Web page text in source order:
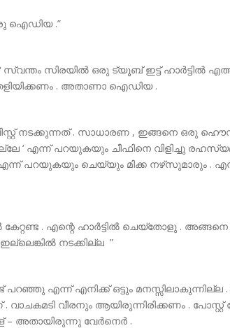
ഐഡിയ .”
സിരയിൽ ഒരു ട്യൂബ് ഇട്ട് ഹാർട്ടിൽ
. അതാണാ ഐഡിയ .
നടക്കുന്നത് . സാധാരണ , ഇങ്ങനെ ഒരു
‘ എന്ന് പറയുകയും ചീഫിനെ വിളിച്ചു
” എന്ന് പറയുകയും ചെയ്യും മിക്ക നഴ്‌സുമാരും .
കേറ്റണ്ട . എന്റെ ഹാർട്ടിൽ ചെയ്തോളു .
നടക്കില്ല ”
എന്ന് എനിക്ക് ഒട്ടും
വീരനും ആയിരുന്നിരിക്കണം .
– അതായിരുന്നു വേർനെർ .